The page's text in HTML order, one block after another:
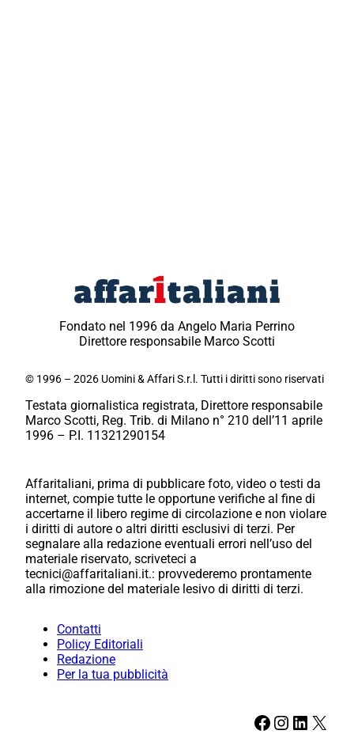
Fondato nel 1996 da Angelo Maria Perrino
Direttore responsabile Marco Scotti
© 1996 – 2026 Uomini & Affari S.r.l. Tutti i diritti sono riservati
Testata giornalistica registrata, Direttore responsabile
Marco Scotti, Reg. Trib. di Milano n° 210 dell’11 aprile
1996 – P.I. 11321290154
Affaritaliani, prima di pubblicare foto, video o testi da
internet, compie tutte le opportune verifiche al fine di
accertarne il libero regime di circolazione e non violare
i diritti di autore o altri diritti esclusivi di terzi. Per
segnalare alla redazione eventuali errori nell’uso del
materiale riservato, scriveteci a
tecnici@affaritaliani.it.: provvederemo prontamente
alla rimozione del materiale lesivo di diritti di terzi.
Contatti
Policy Editoriali
Redazione
Per la tua pubblicità
Facebook Instagram LinkedIn X